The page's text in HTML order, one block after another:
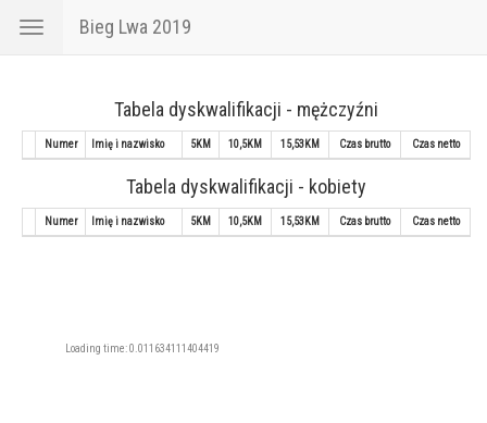
Toggle
Bieg Lwa 2019
Tabela dyskwalifikacji - mężczyźni
Numer Imię i nazwisko 5KM 10,5KM 15,53KM Czas brutto Czas netto
Tabela dyskwalifikacji - kobiety
Numer Imię i nazwisko 5KM 10,5KM 15,53KM Czas brutto Czas netto
Loading time: 0.011634111404419